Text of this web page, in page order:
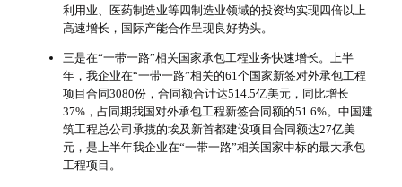
利用业、医药制造业等四制造业领域的投资均实现四倍以上
高速增长，国际产能合作呈现良好势头。
三是在“一带一路”相关国家承包工程业务快速增长。上半
年，我企业在“一带一路”相关的61个国家新签对外承包工程
项目合同3080份，合同额合计达514.5亿美元，同比增长
37%，占同期我国对外承包工程新签合同额的51.6%。中国建
筑工程总公司承揽的埃及新首都建设项目合同额达27亿美
元，是上半年我企业在“一带一路”相关国家中标的最大承包
工程项目。